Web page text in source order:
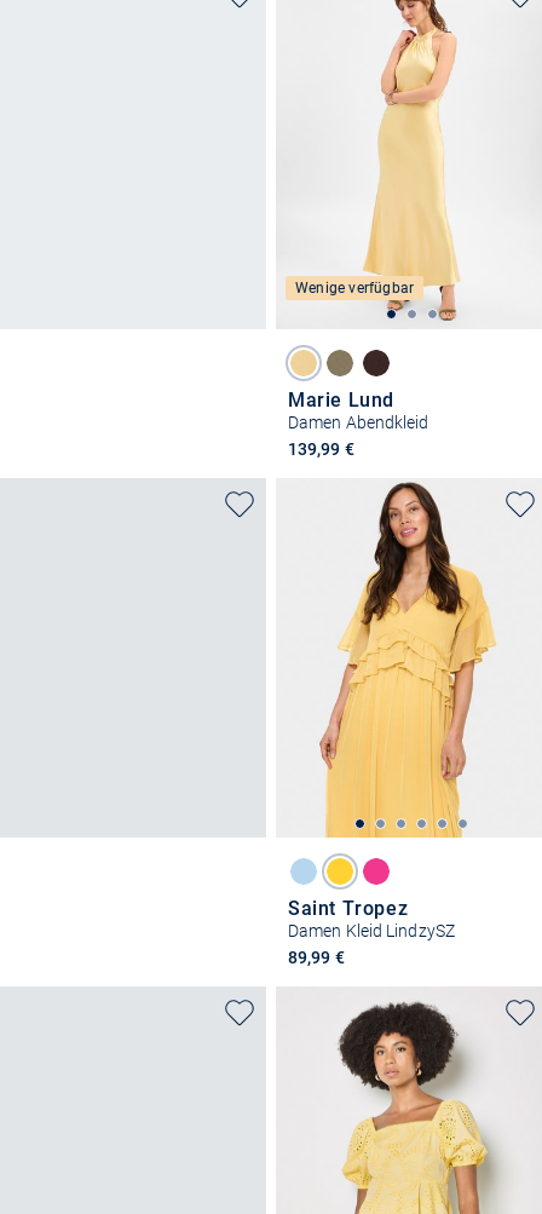
Wenige verfügbar
Marie Lund
Damen Abendkleid
139,99 €
Saint Tropez
Damen Kleid LindzySZ
89,99 €